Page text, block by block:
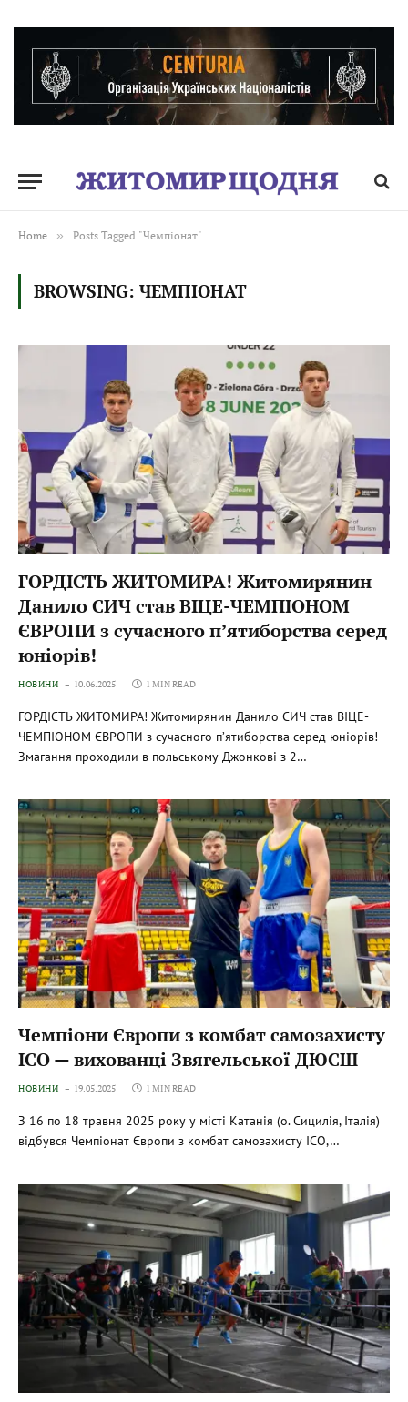
Home » Posts Tagged "Чемпіонат"
BROWSING: ЧЕМПІОНАТ
ГОРДІСТЬ ЖИТОМИРА! Житомирянин
Данило СИЧ став ВІЦЕ-ЧЕМПІОНОМ
ЄВРОПИ з сучасного п’ятиборства серед
юніорів!
НОВИНИ 10.06.2025 1 MIN READ
ГОРДІСТЬ ЖИТОМИРА! Житомирянин Данило СИЧ став ВІЦЕ-
ЧЕМПІОНОМ ЄВРОПИ з сучасного п’ятиборства серед юніорів!
Змагання проходили в польському Джонкові з 2…
Чемпіони Європи з комбат самозахисту
ІСО — вихованці Звягельської ДЮСШ
НОВИНИ 19.05.2025 1 MIN READ
З 16 по 18 травня 2025 року у місті Катанія (о. Сицилія, Італія)
відбувся Чемпіонат Європи з комбат самозахисту ІСО,…